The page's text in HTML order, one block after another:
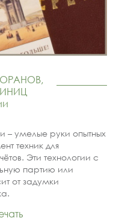
умелые руки опытных
техник для
Эти технологии с
партию или
от задумки